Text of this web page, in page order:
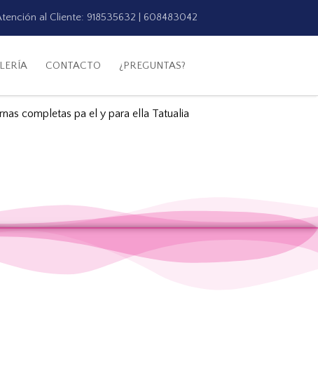
al Cliente: 918535632 | 608483042
CONTACTO ¿PREGUNTAS?